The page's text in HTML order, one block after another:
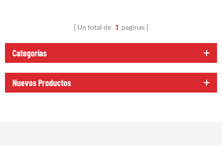
Un total de 1 paginas
Categorías
Nuevos Productos